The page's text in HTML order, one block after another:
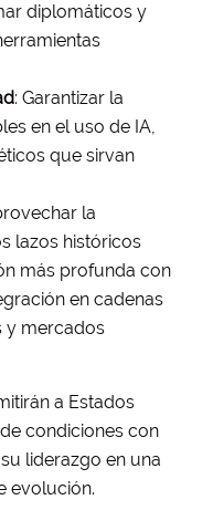
diplomáticos y
: Garantizar la
en el uso de IA,
que sirvan
la
lazos históricos
más profunda con
en cadenas
y mercados
a Estados
condiciones con
liderazgo en una
evolución.